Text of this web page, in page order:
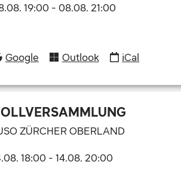
19:00 - 08.08. 21:00
Google Outlook iCal
ZÜRCHER OBERLAND
18:00 - 14.08. 20:00